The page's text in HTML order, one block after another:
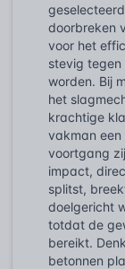
doorbreken
voor het
stevig
worden. Bij
het
krachtige
vakman een
voortgang
impact,
splitst,
doelgericht
totdat de
bereikt.
betonnen